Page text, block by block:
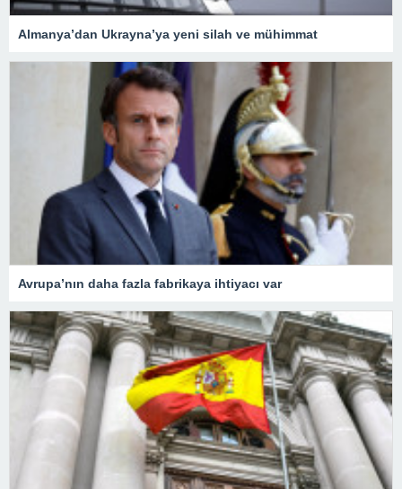
Almanya’dan Ukrayna’ya yeni silah ve mühimmat
Avrupa’nın daha fazla fabrikaya ihtiyacı var